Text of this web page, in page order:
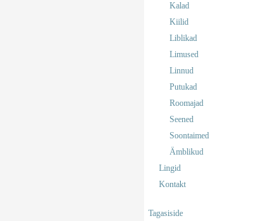
Kalad
Kiilid
Liblikad
Limused
Linnud
Putukad
Roomajad
Seened
Soontaimed
Ämblikud
Lingid
Kontakt
Tagasiside